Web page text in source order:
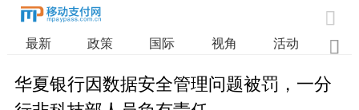

最新 政策 国际 视角 活动 业

华夏银行因数据安全管理问题被罚，一分